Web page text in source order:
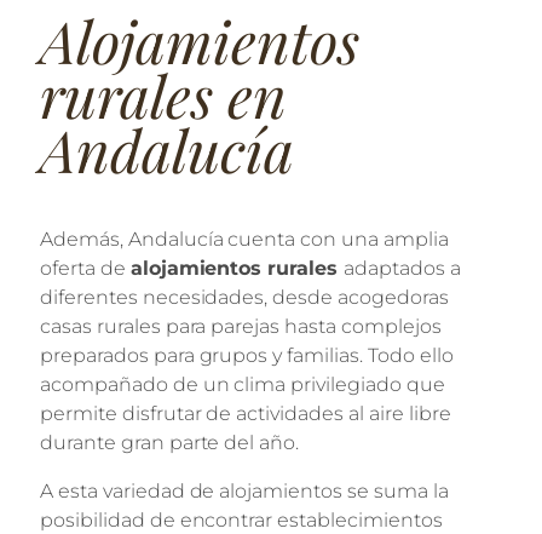
Alojamientos
rurales en
Andalucía
Además, Andalucía cuenta con una amplia
oferta de alojamientos rurales adaptados a
diferentes necesidades, desde acogedoras
casas rurales para parejas hasta complejos
preparados para grupos y familias. Todo ello
acompañado de un clima privilegiado que
permite disfrutar de actividades al aire libre
durante gran parte del año.
A esta variedad de alojamientos se suma la
posibilidad de encontrar establecimientos